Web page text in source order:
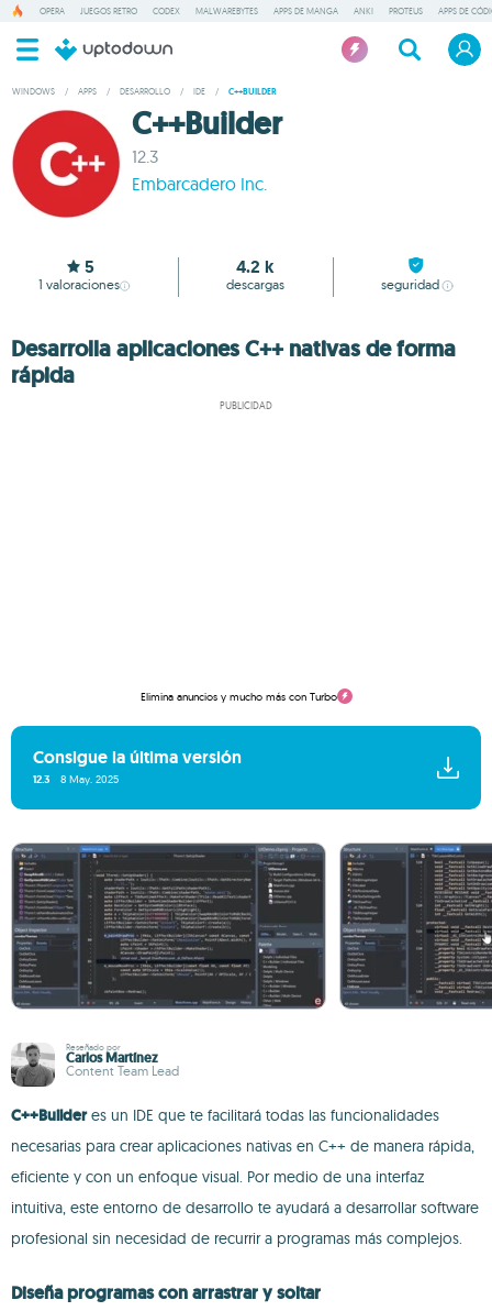
OPERA JUEGOS RETRO CODEX MALWAREBYTES APPS DE MANGA ANKI PROTEUS APPS DE
WINDOWS / APPS / DESARROLLO / IDE / C++BUILDER
C++Builder
12.3
Embarcadero Inc.
5
1 valoraciones
4.2 k
descargas seguridad
Desarrolla aplicaciones C++ nativas de forma
rápida
PUBLICIDAD
Elimina anuncios y mucho más con Turbo
Consigue la última versión
12.3 8 May. 2025
Reseñado por
Carlos Martínez
Content Team Lead
C++Builderes un IDE que te facilitará todas las funcionalidades
necesarias para crear aplicaciones nativas en C++ de manera rápida,
eficiente y con un enfoque visual. Por medio de una interfaz
intuitiva, este entorno de desarrollo te ayudará a desarrollar software
profesional sin necesidad de recurrir a programas más complejos.
Diseña programas con arrastrar y soltar